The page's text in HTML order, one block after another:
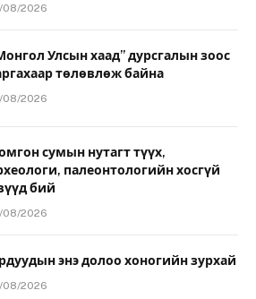
08/2026
Улсын хаад” дурсгалын зоос
төлөвлөж байна
08/2026
сумын нутагт түүх,
палеонтологийн хосгүй
бий
08/2026
энэ долоо хоногийн зурхай
08/2026